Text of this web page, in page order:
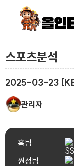
스포츠분석
2025-03-23
관리자
홈팀
원정팀